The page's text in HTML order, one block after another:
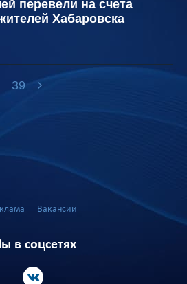
перевели на счета
Хабаровска
39
Вакансии
в соцсетях